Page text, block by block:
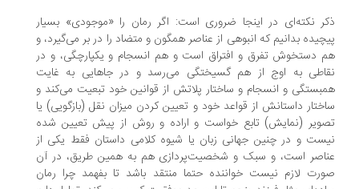
نکته‌ای در اینجا ضروری است: اگر رمان را «موجودی» بسیار
بدانیم که انبوهی از عناصر همگون و متضاد را در بر می‌گیرد، و
دستخوش تفرق و افتراق است و هم انسجام و یکپارچگی، و در
به اوج از هم گسیختگی می‌رسد و در جاهایی به غایت
و انسجام و ساختار پلاتش از قوانین خود تبعیت می‌کند و
داستانش از قواعد خود و تعیین کردن میزان نقل (بازگویی) یا
(نمایش) تابع خواست و اراده و روش از پیش تعیین شده
و در چنین جهانی زبان یا شیوه کلامی داستان فقط یکی از
است، و سبک و شخصیت‌پردازی هم به همین طریق، در آن
لازم نیست خواننده حتما منتقد باشد تا بفهمد چرا رمان